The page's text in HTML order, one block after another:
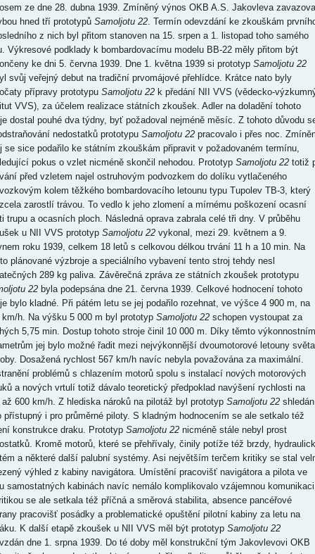
ze dne 28. dubna 1939. Zmíněný výnos OKB A.S. Jakovleva
hned tří prototypů Samoljotu 22. Termín odevzdání ke zkouškám
z nich byl přitom stanoven na 15. srpen a 1. listopad toho samého
Výkresové podklady k bombardovacímu modelu BB-22 měly přitom být
ke dni 5. června 1939. Dne 1. května 1939 si prototyp Samoljotu 22
svůj veřejný debut na tradiční prvomájové přehlídce. Krátce nato byly
přípravy prototypu Samoljotu 22k předání NII VVS (vědecko-
VVS), za účelem realizace státních zkoušek. Adler na doladění tohoto
dostal pouhé dva týdny, byť požadoval nejméně měsíc. Z tohoto důvodu
nedostatků prototypu Samoljotu 22pracovalo i přes noc.
se sice podařilo ke státním zkouškám připravit v požadovaném termínu,
pokus o vzlet nicméně skončil nehodou. Prototyp Samoljotu 22totiž
před vzletem najel ostruhovým podvozkem do dolíku vytlačeného
kolem těžkého bombardovacího letounu typu Tupolev TB-3, který
zarostlí trávou. To vedlo k jeho zlomení a mírnému poškození ocasní
trupu a ocasních ploch. Následná oprava zabrala celé tři dny. V průběhu
u NII VVS prototyp Samoljotu 22vykonal, mezi 29. květnem a 9.
roku 1939, celkem 18 letů s celkovou délkou trvání 11 h a 10 min. Na
plánované výzbroje a speciálního vybavení tento stroj tehdy nesl
289 kg paliva. Závěrečná zpráva ze státních zkoušek prototypu
22byla podepsána dne 21. června 1939. Celkové hodnocení tohoto
bylo kladné. Při pátém letu se jej podařilo rozehnat, ve výšce 4 900 m, na
km/h. Na výšku 5 000 m byl prototyp Samoljotu 22 schopen vystoupat za
5,75 min. Dostup tohoto stroje činil 10 000 m. Díky těmto výkonnostním
jej bylo možné řadit mezi nejvýkonnější dvoumotorové letouny světa
Dosažená rychlost 567 km/h navíc nebyla považována za maximální.
problémů s chlazením motorů spolu s instalací nových motorových
a nových vrtulí totiž dávalo teoretický předpoklad navýšení rychlosti na
až 600 km/h. Z hlediska nároků na pilotáž byl prototyp Samoljotu 22shledán
přístupný i pro průměrné piloty. S kladným hodnocením se ale setkalo též
konstrukce draku. PrototypSamoljotu 22nicméně stále nebyl prost
Kromě motorů, které se přehřívaly, činily potíže též brzdy,
a některé další palubní systémy. Asi největším terčem kritiky se stal
výhled z kabiny navigátora. Umístění pracovišť navigátora a pilota ve
samostatných kabinách navíc nemálo komplikovalo vzájemnou
se ale setkala též příčná a směrová stabilita, absence pancéřové
pracovišť posádky a problematické opuštění pilotní kabiny za letu na
K další etapě zkoušek u NII VVS měl být prototyp Samoljotu 22
dne 1. srpna 1939. Do té doby měl konstrukční tým Jakovlevovi OKB